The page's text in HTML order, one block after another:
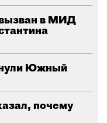
в МИД
Южный
почему